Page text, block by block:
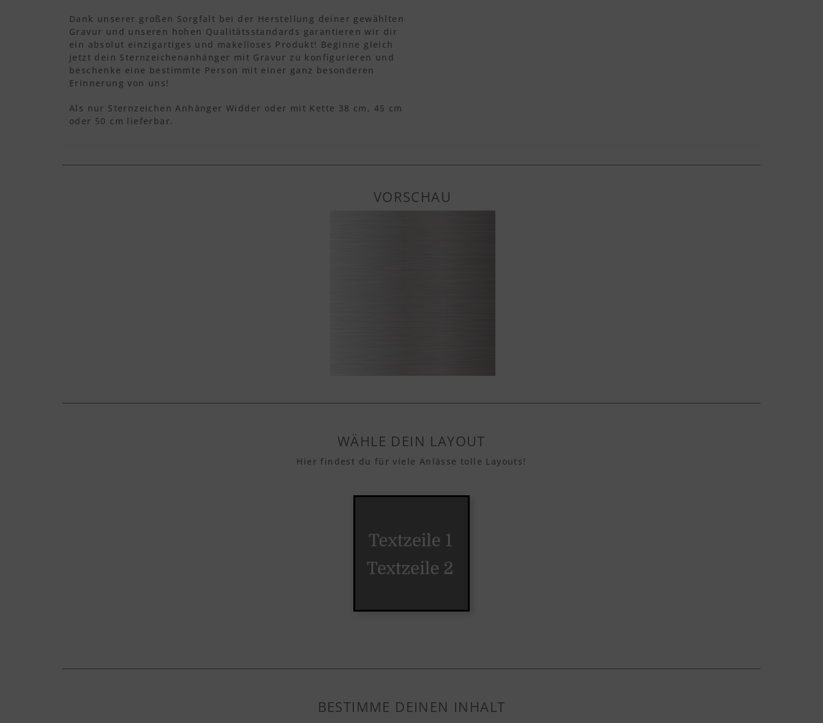
Dank unserer großen Sorgfalt bei der Herstellung deiner gewählten
Gravur und unseren hohen Qualitätsstandards garantieren wir dir
ein absolut einzigartiges und makelloses Produkt! Beginne gleich
jetzt dein Sternzeichenanhänger mit Gravur zu konfigurieren und
beschenke eine bestimmte Person mit einer ganz besonderen
Erinnerung von uns!
Als nur Sternzeichen Anhänger Widder oder mit Kette 38 cm, 45 cm
oder 50 cm lieferbar.
VORSCHAU
WÄHLE DEIN LAYOUT
Hier findest du für viele Anlässe tolle Layouts!
BESTIMME DEINEN INHALT